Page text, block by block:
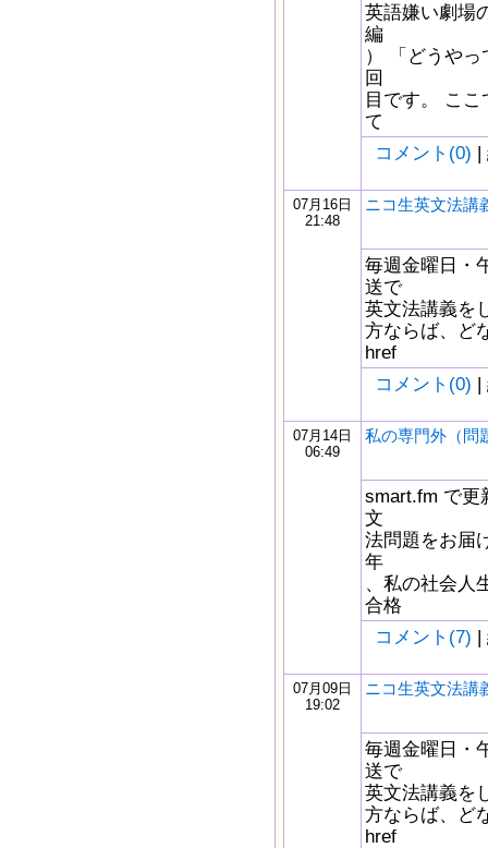
英語嫌い劇場
編
） 「どうや
回
目です。 こ
て
コメント(0) |
07月16日
21:48
ニコ生英文法講
毎週金曜日・
送で
英文法講義を
方ならば、ど
href
コメント(0) |
07月14日
06:49
私の専門外（問
smart.fm で更
文
法問題をお届
年
、私の社会人
合格
コメント(7) |
07月09日
19:02
ニコ生英文法講
毎週金曜日・
送で
英文法講義を
方ならば、ど
href